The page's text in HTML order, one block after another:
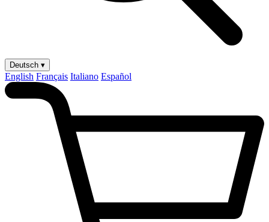
Deutsch ▾
English Français Italiano Español